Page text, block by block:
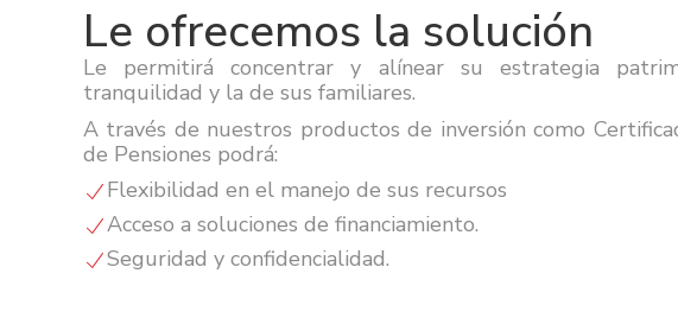
Le ofrecemos la solución
Le permitirá concentrar y alínear su estrategia
tranquilidad y la de sus familiares.
A través de nuestros productos de inversión como
de Pensiones podrá:
Flexibilidad en el manejo de sus recursos
Acceso a soluciones de financiamiento.
Seguridad y confidencialidad.